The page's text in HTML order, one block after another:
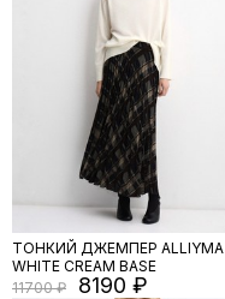
ТОНКИЙ ДЖЕМПЕР ALLIYMA
WHITE CREAM BASE
11700
8190